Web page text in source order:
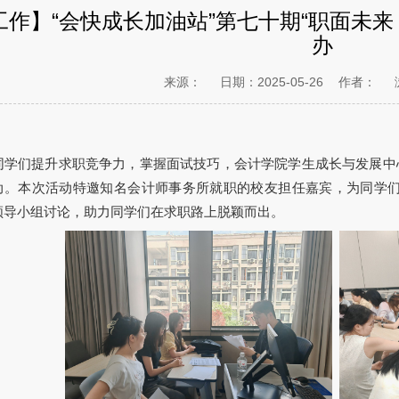
作】“会快成长加油站”第七十期“职面未
办
来源： 日期：2025-05-26 作者：
们提升求职竞争力，掌握面试技巧，会计学院学生成长与发展
。本次活动特邀知名会计师事务所就职的校友担任嘉宾，为同学
小组讨论，助力同学们在求职路上脱颖而出。